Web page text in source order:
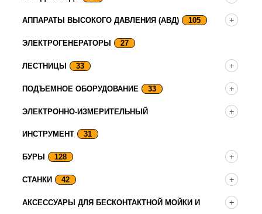
АППАРАТЫ ВЫСОКОГО ДАВЛЕНИЯ (АВД) 105
ЭЛЕКТРОГЕНЕРАТОРЫ 27
ЛЕСТНИЦЫ 33
ПОДЪЕМНОЕ ОБОРУДОВАНИЕ 33
ЭЛЕКТРОННО-ИЗМЕРИТЕЛЬНЫЙ
ИНСТРУМЕНТ 31
БУРЫ 128
СТАНКИ 42
АКСЕССУАРЫ ДЛЯ БЕСКОНТАКТНОЙ МОЙКИ И